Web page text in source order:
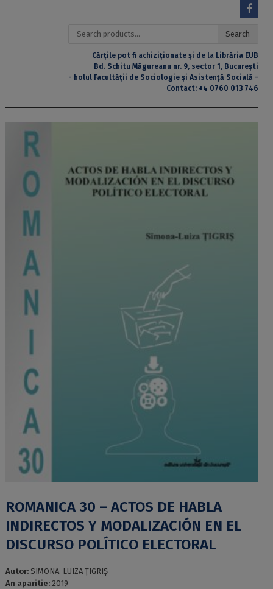
Search
Search
Cărțile pot fi achiziționate și de la Librăria EUB
Bd. Schitu Măgureanu nr. 9, sector 1, București
- holul Facultății de Sociologie și Asistență Socială -
Contact: +4 0760 013 746
ROMANICA 30 – ACTOS DE HABLA
INDIRECTOS Y MODALIZACIÓN EN EL
DISCURSO POLÍTICO ELECTORAL
Autor: SIMONA-LUIZA ȚIGRIȘ
An aparitie: 2019